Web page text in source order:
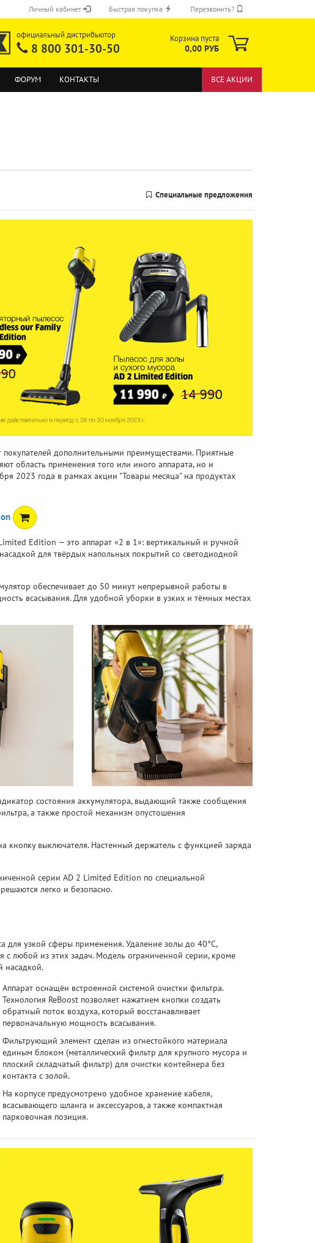
Личный кабинет Быстрая покупка Перезвонить?
официальный дистрибьютор
8 800 301-30-50
Корзина пуста
0,00 РУБ
ФОРУМ КОНТАКТЫ ВСЕ АКЦИИ
Специальные предложения
покупателей дополнительными преимуществами. Приятные
область применения того или иного аппарата, но и
2023 года в рамках акции "Товары месяца" на продуктах
Edition — это аппарат «2 в 1»: вертикальный и ручной
для твёрдых напольных покрытий со светодиодной
обеспечивает до 50 минут непрерывной работы в
всасывания. Для удобной уборки в узких и тёмных местах
состояния аккумулятора, выдающий также сообщения
а также простой механизм опустошения
выключателя. Настенный держатель с функцией заряда
серии АD 2 Limited Edition по специальной
легко и безопасно.
для узкой сферы применения. Удаление золы до 40°C,
любой из этих задач. Модель ограниченной серии, кроме
насадкой.
Аппарат оснащён встроенной системой очистки фильтра.
Технология ReBoost позволяет нажатием кнопки создать
обратный поток воздуха, который восстанавливает
первоначальную мощность всасывания.
Фильтрующий элемент сделан из огнестойкого материала
единым блоком (металлический фильтр для крупного мусора и
плоский складчатый фильтр) для очистки контейнера без
контакта с золой.
На корпусе предусмотрено удобное хранение кабеля,
всасывающего шланга и аксессуаров, а также компактная
парковочная позиция.